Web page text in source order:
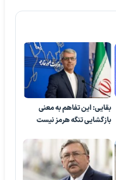
بقایی: این تفاهم به معنی
بازگشایی تنگه هرمز نیست